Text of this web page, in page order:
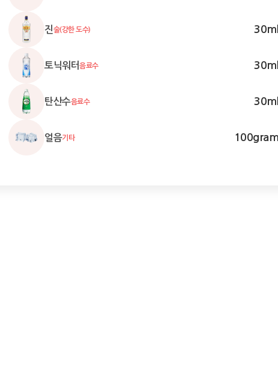
진술(강한 도수) 30ml
토닉워터음료수 30ml
탄산수음료수 30ml
얼음기타 100gram